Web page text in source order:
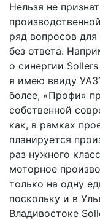
Нельзя не
ряд вопросов
без ответа.
о синергии
я имею ввиду
более, «Профи»
собственной
как, в рамках
планируется
раз нужного
моторное
только на одну
поскольку и в
Владивостоке